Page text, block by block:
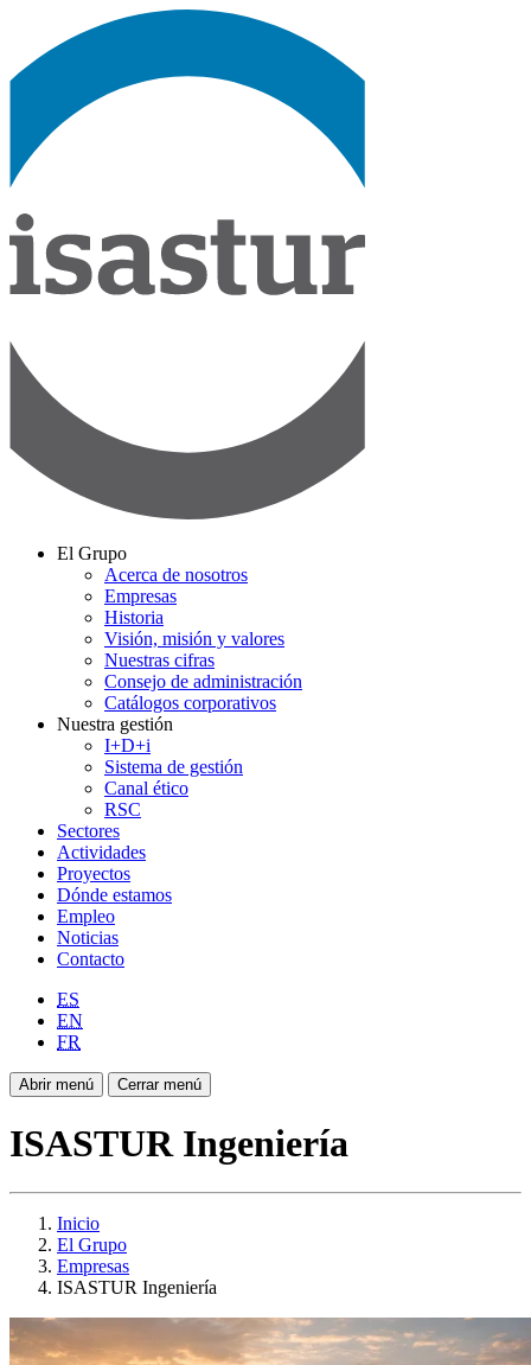
El Grupo
Acerca de nosotros
Empresas
Historia
Visión, misión y valores
Nuestras cifras
Consejo de administración
Catálogos corporativos
Nuestra gestión
I+D+i
Sistema de gestión
Canal ético
RSC
Sectores
Actividades
Proyectos
Dónde estamos
Empleo
Noticias
Contacto
ES
EN
FR
Abrir menú Cerrar menú
ISASTUR Ingeniería
Inicio
El Grupo
Empresas
ISASTUR Ingeniería